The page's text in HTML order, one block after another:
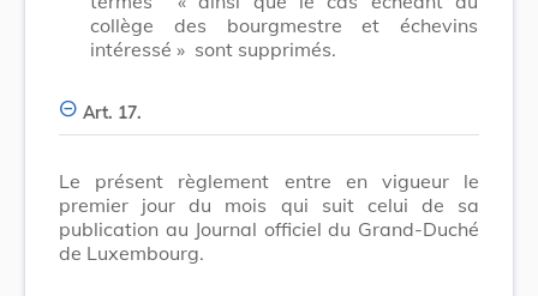
collège des bourgmestre et échevins
intéressé » sont supprimés.
Art. 17.
Le présent règlement entre en vigueur le
premier jour du mois qui suit celui de sa
publication au Journal officiel du Grand-Duché
de Luxembourg.